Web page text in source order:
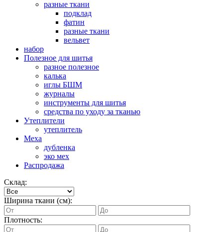
разные ткани
подклад
фатин
разные ткани
вельвет
набор
Полезное для шитья
разное полезное
калька
иглы БШМ
журналы
инструменты для шитья
средства по уходу за тканью
Утеплители
утеплитель
Меха
дубленка
эко мех
Распродажа
Склад:
Ширина ткани (см):
Плотность: